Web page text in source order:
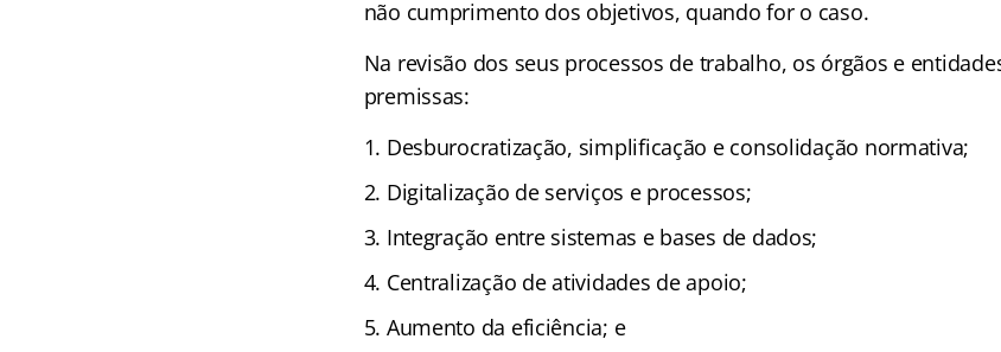
não cumprimento dos objetivos, quando for o caso.
Na revisão dos seus processos de trabalho, os órgãos e
premissas:
Desburocratização, simplificação e consolidação normativa;
Digitalização de serviços e processos;
Integração entre sistemas e bases de dados;
Centralização de atividades de apoio;
Aumento da eficiência; e